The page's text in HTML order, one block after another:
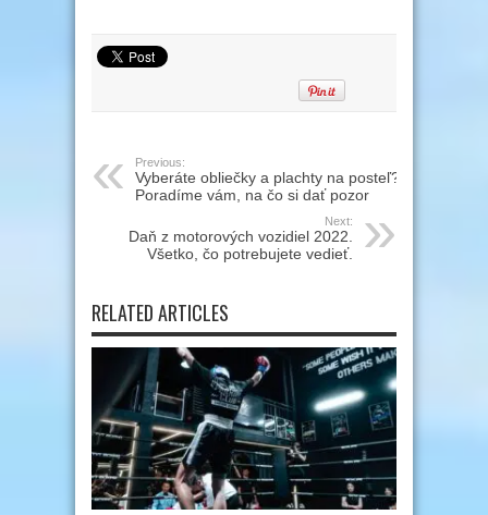
Previous:
Vyberáte obliečky a plachty na posteľ?
Poradíme vám, na čo si dať pozor
Next:
Daň z motorových vozidiel 2022.
Všetko, čo potrebujete vedieť.
RELATED ARTICLES